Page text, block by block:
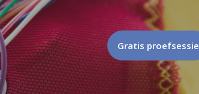
Gratis proefsessie